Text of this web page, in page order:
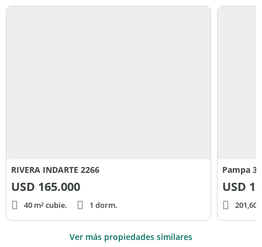
RIVERA INDARTE 2266
USD 165.000
40 m² cubie. 1 dorm.
Pampa
USD
201,60
Ver más propiedades similares